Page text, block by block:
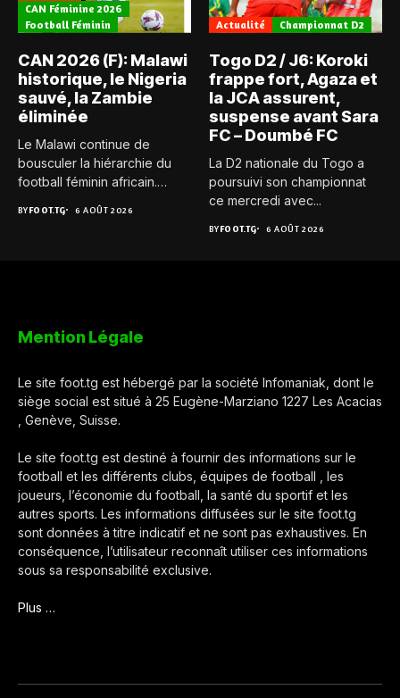
CAN Féminine 2026
Football Féminin
CAN 2026 (F): Malawi
historique, le Nigeria
sauvé, la Zambie
éliminée
Le Malawi continue de
bousculer la hiérarchie du
football féminin africain.
BYFOOT.TG 6 AOÛT 2026
Actualité Championnat D2
Togo D2 / J6: Koroki
frappe fort, Agaza et
la JCA assurent,
suspense avant Sara
FC – Doumbé FC
La D2 nationale du Togo a
poursuivi son championnat
ce mercredi avec...
BYFOOT.TG 6 AOÛT 2026
Mention Légale
Le site foot.tg est hébergé par la société Infomaniak, dont le
siège social est situé à 25 Eugène-Marziano 1227 Les Acacias
, Genève, Suisse.
Le site foot.tg est destiné à fournir des informations sur le
football et les différents clubs, équipes de football , les
joueurs, l’économie du football, la santé du sportif et les
autres sports. Les informations diffusées sur le site foot.tg
sont données à titre indicatif et ne sont pas exhaustives. En
conséquence, l’utilisateur reconnaît utiliser ces informations
sous sa responsabilité exclusive.
Plus …